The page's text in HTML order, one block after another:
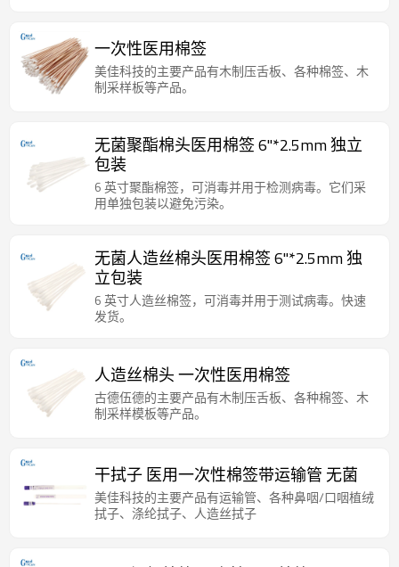
一次性医用棉签
美佳科技的主要产品有木制压舌板、各种棉签、木
制采样板等产品。
无菌聚酯棉头医用棉签 6"*2.5mm 独立
包装
6 英寸聚酯棉签，可消毒并用于检测病毒。它们采
用单独包装以避免污染。
无菌人造丝棉头医用棉签 6"*2.5mm 独
立包装
6 英寸人造丝棉签，可消毒并用于测试病毒。快速
发货。
人造丝棉头 一次性医用棉签
古德伍德的主要产品有木制压舌板、各种棉签、木
制采样模板等产品。
干拭子 医用一次性棉签带运输管 无菌
美佳科技的主要产品有运输管、各种鼻咽/口咽植绒
拭子、涤纶拭子、人造丝拭子